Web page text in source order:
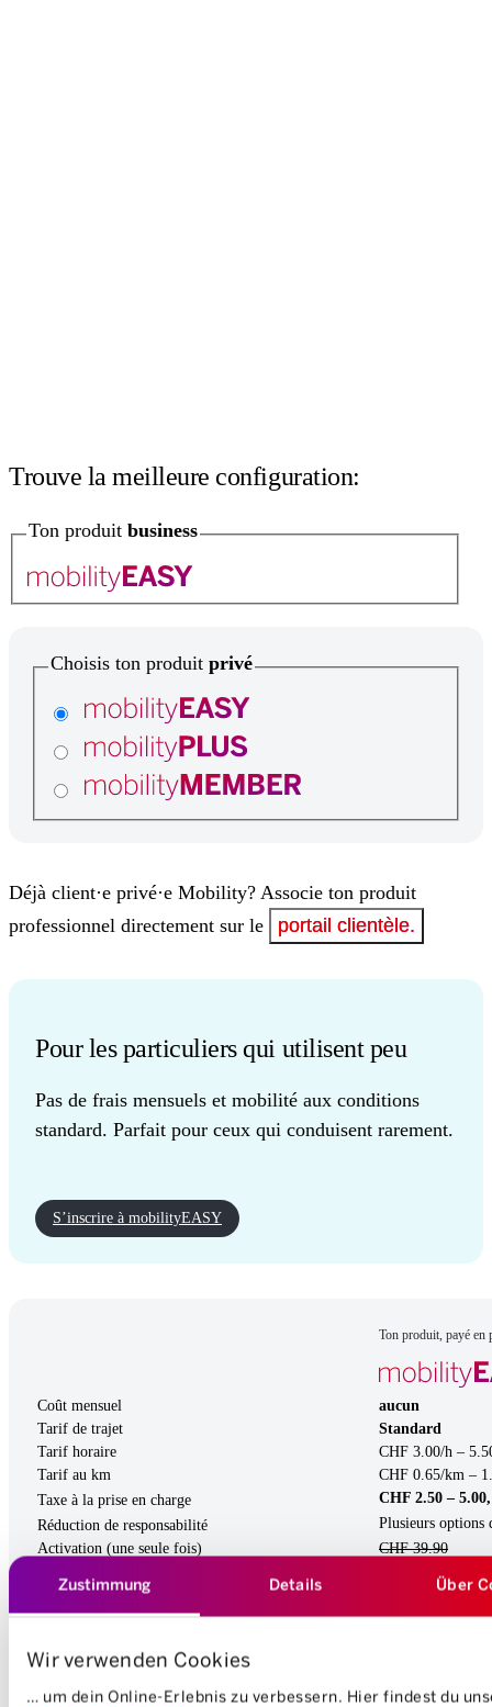
Zustimmung Details Über
Wir verwenden Cookies
… um dein Online-Erlebnis zu verbessern. Hier findest du
Trouve la meilleure configuration:
Ton produit business
Choisis ton produit privé
Déjà client·e privé·e Mobility? Associe ton produit
professionnel directement sur le
portail clientèle.
Pour les particuliers qui utilisent peu
Pas de frais mensuels et mobilité aux conditions
standard. Parfait pour ceux qui conduisent rarement.
S’inscrire à mobilityEASY
Ton produit, payé en
Coût mensuel
aucun
Tarif de trajet
Standard
Tarif horaire
CHF 3.00/h –
Tarif au km
CHF 0.65/km –
Taxe à la prise en charge
CHF 2.50 –
Réduction de responsabilité
Plusieurs options
Activation (une seule fois)
CHF 39.90
Adhésion à la société coopérative
Durée
illimité
Forfait journalier réduit
Offres de partenariat